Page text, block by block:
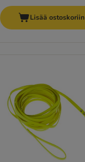
Lisää ostoskoriin